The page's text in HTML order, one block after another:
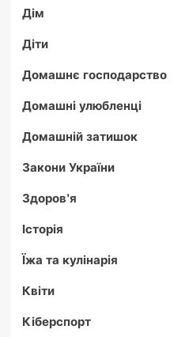
Дім
Діти
Домашнє господарство
Домашні улюбленці
Домашній затишок
Закони України
Здоров'я
Історія
Їжа та кулінарія
Квіти
Кіберспорт